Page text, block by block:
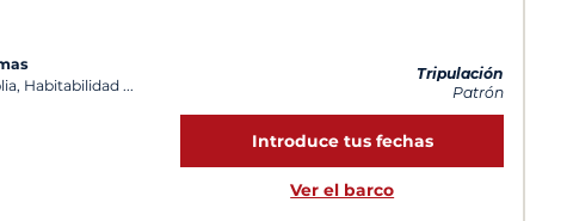
Habitabilidad
Tripulación
Patrón
Introduce tus fechas
Ver el barco